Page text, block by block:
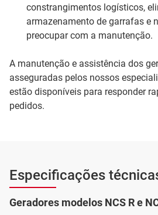
constrangimentos logísticos,
armazenamento de garrafas e
preocupar com a manutenção.
A manutenção e assistência dos
asseguradas pelos nossos
estão disponíveis para responder
pedidos.
Especificações
Geradores modelos NCS R e